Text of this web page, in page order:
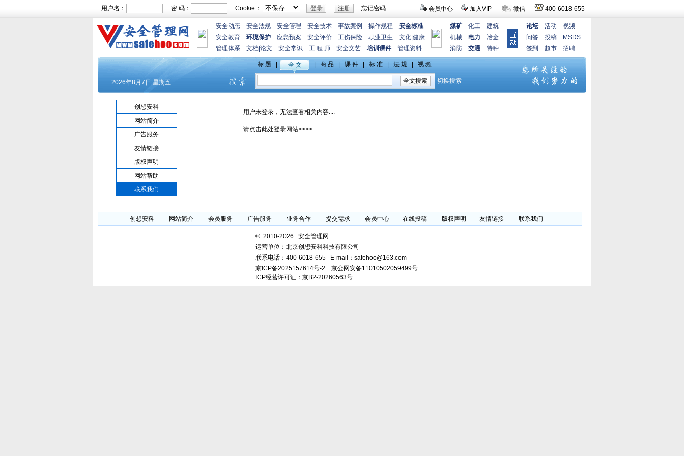
会员中心 加入VIP 微信 400-6018-655
用户名： 密 码： Cookie： 忘记密码
安全动态 安全法规 安全管理 安全技术 事故案例 操作规程
安全标准
安全教育
环境保护 应急预案 安全评价 工伤保险 职业卫生 文化 健康
管理体系
文档 论文 安全常识 工 程 师 安全文艺 培训课件 管理资料
煤矿 化工
建筑
机械
电力
冶金
消防
交通 特种
论坛 活动
视频
问答
投稿
MSDS
签到
超市 招聘
创想安科
网站简介
广告服务
友情链接
版权声明
网站帮助
联系我们
用户未登录，无法查看相关内容....
请点击此处登录网站>>>>
创想安科 网站简介 会员服务 广告服务 业务合作 提交需求 会员中心 在线投稿 版权声明 友情链接 联系我们
© 2010-2026 安全管理网
运营单位：北京创想安科科技有限公司
联系电话： 400-6018-655 E-mail：safehoo@163.com
京ICP备2025157614号-2
京公网安备11010502059499号
ICP经营许可证：京B2-20260563号